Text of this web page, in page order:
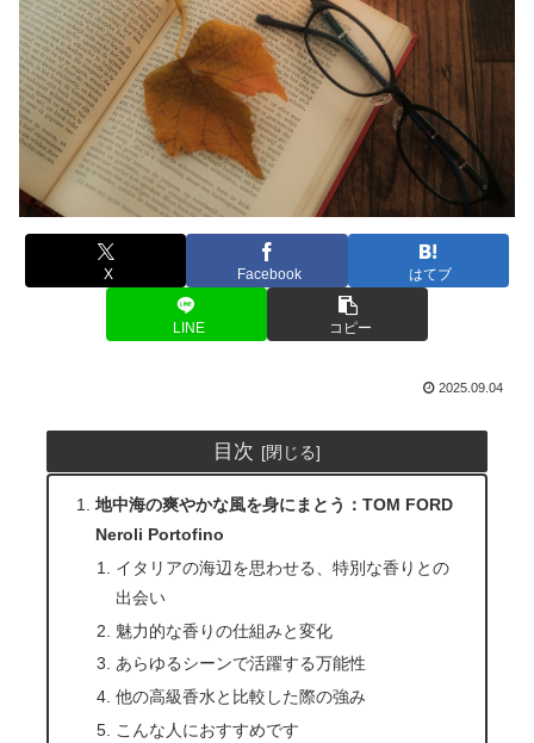
X Facebook はてブ
LINE コピー
2025.09.04
目次
地中海の爽やかな風を身にまとう：TOM FORD
Neroli Portofino
イタリアの海辺を思わせる、特別な香りとの
出会い
魅力的な香りの仕組みと変化
あらゆるシーンで活躍する万能性
他の高級香水と比較した際の強み
こんな人におすすめです